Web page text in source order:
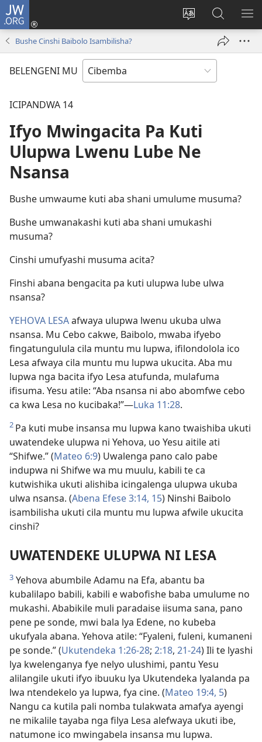
JW.ORG
Bikenipo
Isuleni
(yalaisula Fwayeni
pa
JW.ORG
Bushe Cinshi Baibolo Isambilisha?
BELENGENI MU
ICIPANDWA 14
Ifyo Mwingacita Pa Kuti
Ulupwa Lwenu Lube Ne
Nsansa
Bushe umwaume kuti aba shani umulume musuma?
Bushe umwanakashi kuti aba shani umukashi
musuma?
Cinshi umufyashi musuma acita?
Finshi abana bengacita pa kuti ulupwa lube ulwa
nsansa?
YEHOVA LESAafwaya ulupwa lwenu ukuba ulwa
nsansa. Mu Cebo cakwe, Baibolo, mwaba ifyebo
fingatungulula cila muntu mu lupwa, ifilondolola ico
Lesa afwaya cila muntu mu lupwa ukucita. Aba mu
lupwa nga bacita ifyo Lesa atufunda, mulafuma
ifisuma. Yesu atile: “Aba nsansa ni abo abomfwe cebo
ca kwa Lesa no kucibaka!”—Luka 11:28.
2 Pa kuti mube insansa mu lupwa kano twaishiba ukuti
uwatendeke ulupwa ni Yehova, uo Yesu aitile ati
“Shifwe.” (Mateo 6:9) Uwalenga pano calo pabe
indupwa ni Shifwe wa mu muulu, kabili te ca
kutwishika ukuti alishiba icingalenga ulupwa ukuba
ulwa nsansa. (Abena Efese 3:14, 15) Ninshi Baibolo
isambilisha ukuti cila muntu mu lupwa afwile ukucita
cinshi?
UWATENDEKE ULUPWA NI LESA
3 Yehova abumbile Adamu na Efa, abantu ba
kubalilapo babili, kabili e wabofishe baba umulume no
mukashi. Ababikile muli paradaise iisuma sana, pano
pene pe sonde, mwi bala lya Edene, no kubeba
ukufyala abana. Yehova atile: “Fyaleni, fuleni, kumaneni
pe sonde.” (Ukutendeka 1:26-28; 2:18, 21-24) Ili te lyashi
lya kwelenganya fye nelyo ulushimi, pantu Yesu
alilangile ukuti ifyo ibuuku lya Ukutendeka lyalanda pa
lwa ntendekelo ya lupwa, fya cine. (Mateo 19:4, 5)
Nangu ca kutila pali nomba tulakwata amafya ayengi
ne mikalile tayaba nga filya Lesa alefwaya ukuti ibe,
natumone ico mwingabela insansa mu lupwa.